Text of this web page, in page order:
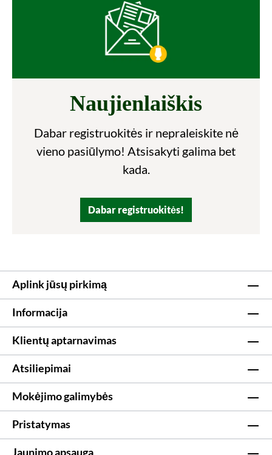
Naujienlaiškis
Dabar registruokitės ir nepraleiskite nė
vieno pasiūlymo! Atsisakyti galima bet
kada.
Dabar registruokitės!
Aplink jūsų pirkimą
Informacija
Klientų aptarnavimas
Atsiliepimai
Mokėjimo galimybės
Pristatymas
Jaunimo apsauga